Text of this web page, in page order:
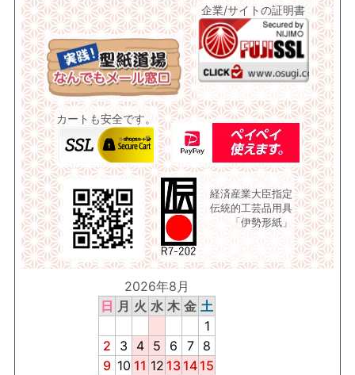
企業/サイトの証明書
カートも安全です。
経済産業大臣指定
伝統的工芸品用具
「伊勢形紙」
2026年8月
日 月 火 水 木 金 土
1
2
3 4 5 6 7
8
9 10 11 12 13 14 15